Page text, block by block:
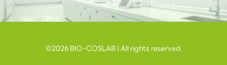
©2026 BIO-COSLAB | All rights reserved.